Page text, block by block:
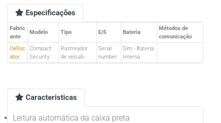
Especificações
Fabric
ante
Modelo Tipo E/S Bateria
Métodos de
comunicação
Celloc
ator
Compact
Security
Rastreador
de veículo
Serial
number
Sim - Bateria
Interna
Caracteristicas
Leitura automática da caixa preta